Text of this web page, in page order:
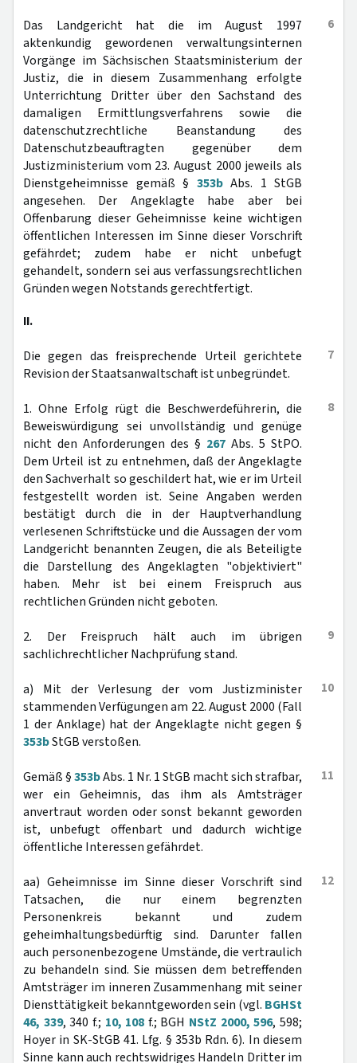
6
Das Landgericht hat die im August 1997
aktenkundig gewordenen verwaltungsinternen
Vorgänge im Sächsischen Staatsministerium der
Justiz, die in diesem Zusammenhang erfolgte
Unterrichtung Dritter über den Sachstand des
damaligen Ermittlungsverfahrens sowie die
datenschutzrechtliche Beanstandung des
Datenschutzbeauftragten gegenüber dem
Justizministerium vom 23. August 2000 jeweils als
Dienstgeheimnisse gemäß § 353bAbs. 1 StGB
angesehen. Der Angeklagte habe aber bei
Offenbarung dieser Geheimnisse keine wichtigen
öffentlichen Interessen im Sinne dieser Vorschrift
gefährdet; zudem habe er nicht unbefugt
gehandelt, sondern sei aus verfassungsrechtlichen
Gründen wegen Notstands gerechtfertigt.
II.
7
Die gegen das freisprechende Urteil gerichtete
Revision der Staatsanwaltschaft ist unbegründet.
8
1. Ohne Erfolg rügt die Beschwerdeführerin, die
Beweiswürdigung sei unvollständig und genüge
nicht den Anforderungen des § 267 Abs. 5 StPO.
Dem Urteil ist zu entnehmen, daß der Angeklagte
den Sachverhalt so geschildert hat, wie er im Urteil
festgestellt worden ist. Seine Angaben werden
bestätigt durch die in der Hauptverhandlung
verlesenen Schriftstücke und die Aussagen der vom
Landgericht benannten Zeugen, die als Beteiligte
die Darstellung des Angeklagten "objektiviert"
haben. Mehr ist bei einem Freispruch aus
rechtlichen Gründen nicht geboten.
9
2. Der Freispruch hält auch im übrigen
sachlichrechtlicher Nachprüfung stand.
10
a) Mit der Verlesung der vom Justizminister
stammenden Verfügungen am 22. August 2000 (Fall
1 der Anklage) hat der Angeklagte nicht gegen §
353bStGB verstoßen.
11
Gemäß §353bAbs. 1 Nr. 1 StGB macht sich strafbar,
wer ein Geheimnis, das ihm als Amtsträger
anvertraut worden oder sonst bekannt geworden
ist, unbefugt offenbart und dadurch wichtige
öffentliche Interessen gefährdet.
12
aa) Geheimnisse im Sinne dieser Vorschrift sind
Tatsachen, die nur einem begrenzten
Personenkreis bekannt und zudem
geheimhaltungsbedürftig sind. Darunter fallen
auch personenbezogene Umstände, die vertraulich
zu behandeln sind. Sie müssen dem betreffenden
Amtsträger im inneren Zusammenhang mit seiner
Diensttätigkeit bekanntgeworden sein (vgl. BGHSt
46, 339, 340 f.; 10, 108 f.; BGH NStZ 2000, 596, 598;
Hoyer in SK-StGB 41. Lfg. § 353b Rdn. 6). In diesem
Sinne kann auch rechtswidriges Handeln Dritter im